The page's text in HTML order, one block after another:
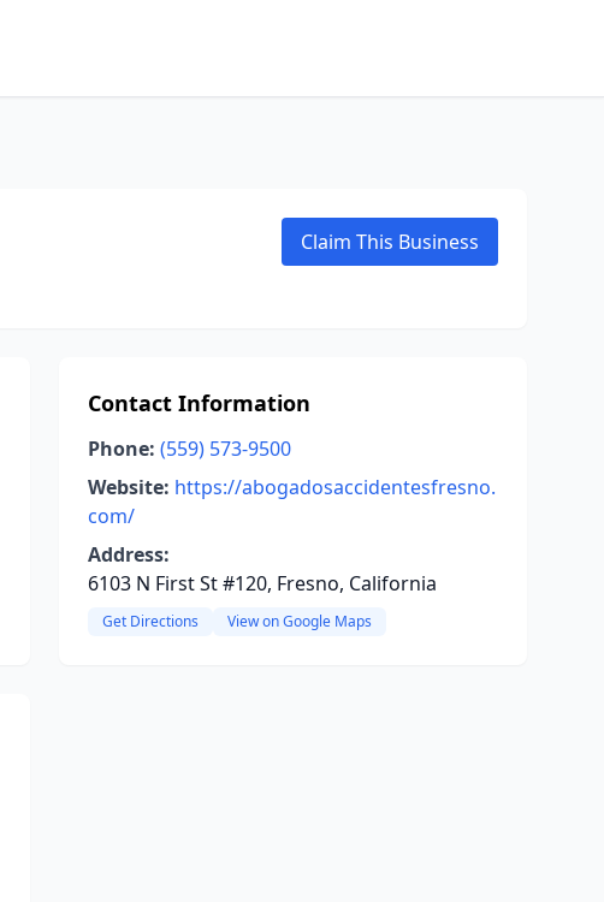
Claim This Business
Contact Information
Phone: (559) 573-9500
Website: https://abogadosaccidentesfresno.
com/
Address:
6103 N First St #120, Fresno, California
Get Directions View on Google Maps